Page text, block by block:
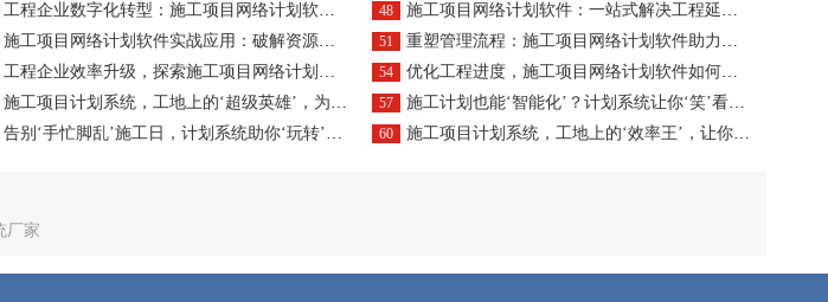
工程企业数字化转型：施工项目网络计划软件引领管理革新 48 施工项目网络计划软件：一站式解决工程延期与成本超支问题
施工项目网络计划软件实战应用：破解资源分配与管理困境 51 重塑管理流程：施工项目网络计划软件助力企业降本增效
工程企业效率升级，探索施工项目网络计划软件的核心价值！ 54 优化工程进度，施工项目网络计划软件如何应对管理难题？
施工项目计划系统，工地上的‘超级英雄’，为你的项目保驾护航！ 57 施工计划也能‘智能化’？计划系统让你‘笑’看工地风云！
告别‘手忙脚乱’施工日，计划系统助你‘玩转’每一个工程！ 60 施工项目计划系统，工地上的‘效率王’，让你的项目‘嗖嗖’飞！
厂家